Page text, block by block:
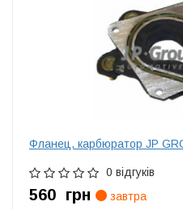
Фланец, карбюратор JP
0 відгуків
560 грн
завтра